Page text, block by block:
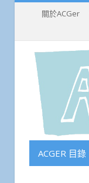
關於ACGer
ACGER 目錄